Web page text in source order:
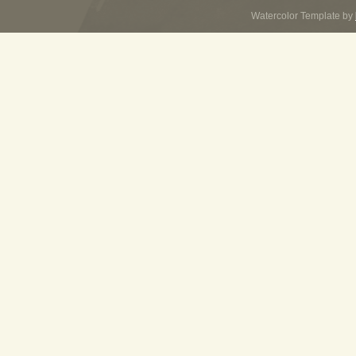
Watercolor Template by